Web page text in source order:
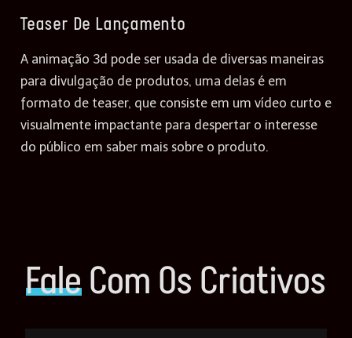
Teaser De Lançamento
A animação 3d pode ser usada de diversas maneiras
para divulgação de produtos, uma delas é em
formato de teaser, que consiste em um vídeo curto e
visualmente impactante para despertar o interesse
do público em saber mais sobre o produto.
Fale Com Os Criativos